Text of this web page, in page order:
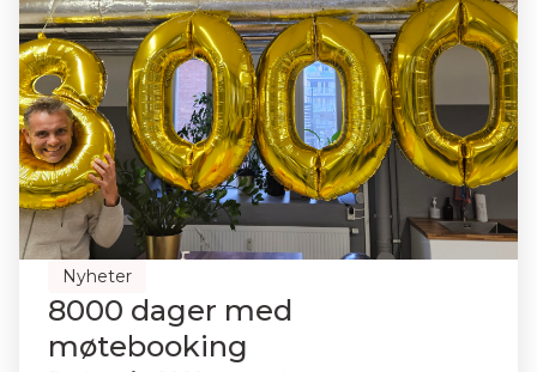
Nyheter
8000 dager med
møtebooking